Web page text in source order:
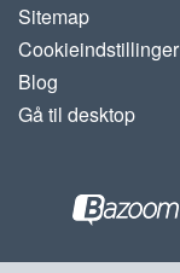
Sitemap
Cookieindstillinger
Blog
Gå til desktop